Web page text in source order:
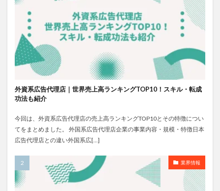
外資系広告代理店｜世界売上高ランキングTOP10！スキル・転成
功法も紹介
今回は、外資系広告代理店の売上高ランキングTOP10とその特徴につい
てをまとめました。 外国系広告代理店企業の事業内容・規模・特徴日本
広告代理店との違い外国系広[…]
業界情報